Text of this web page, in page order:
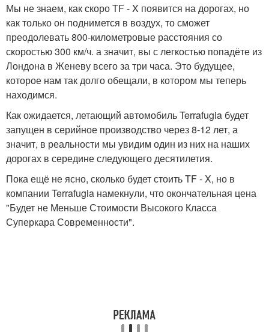
Мы не знаем, как скоро TF - X появится на дорогах, но
как только он поднимется в воздух, то сможет
преодолевать 800-километровые расстояния со
скоростью 300 км/ч. а значит, вы с легкостью попадёте из
Лондона в Женеву всего за три часа. Это будущее,
которое нам так долго обещали, в котором мы теперь
находимся.
Как ожидается, летающий автомобиль Terrafugia будет
запущен в серийное производство через 8-12 лет, а
значит, в реальности мы увидим один из них на наших
дорогах в середине следующего десятилетия.
Пока ещё не ясно, сколько будет стоить TF - X, но в
компании Terrafugia намекнули, что окончательная цена
"Будет не Меньше Стоимости Высокого Класса
Суперкара Современности".